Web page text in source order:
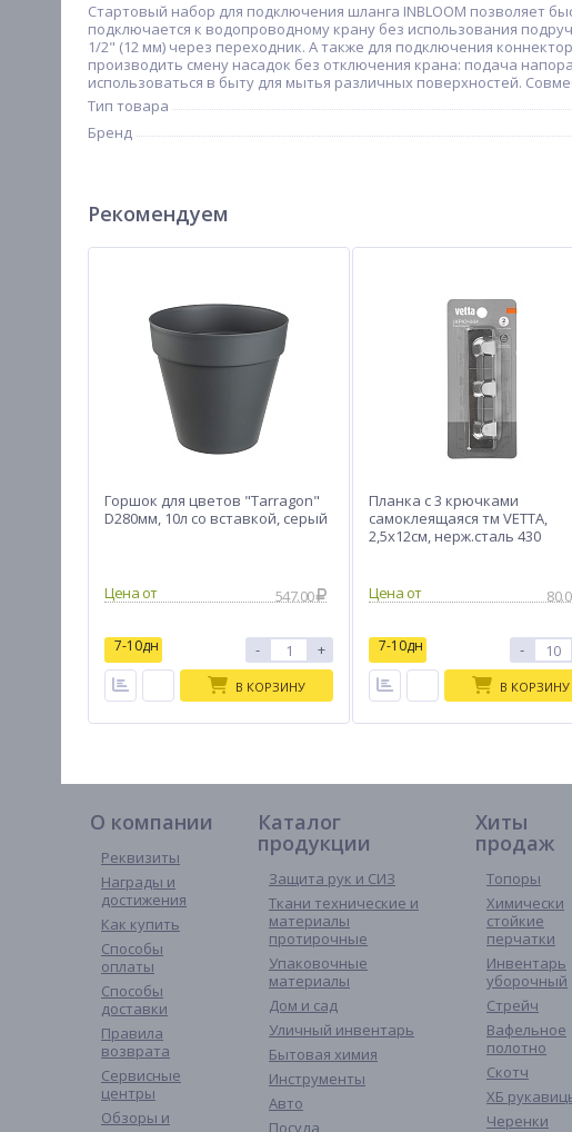
Стартовый набор для подключения шланга INBLOOM позволяет
подключается к водопроводному крану без использования
1/2" (12 мм) через переходник. А также для подключения
производить смену насадок без отключения крана: подача
использоваться в быту для мытья различных поверхностей.
Тип товара
Бренд
Рекомендуем
Горшок для цветов "Tarragon"
D280мм, 10л со вставкой, серый
547.00
7-10дн - +
В КОРЗИНУ
Планка с 3 крючками
самоклеящаяся тм VETTA,
2,5х12см, нерж.сталь 430
7-10дн -
В КОРЗИНУ
О компании
Реквизиты
Награды и
достижения
Как купить
Способы
оплаты
Способы
доставки
Правила
возврата
Сервисные
центры
Обзоры и
Каталог
продукции
Защита рук и СИЗ
Ткани технические и
материалы
протирочные
Упаковочные
материалы
Дом и сад
Уличный инвентарь
Бытовая химия
Инструменты
Авто
Посуда
Хиты
продаж
Топоры
Химически
стойкие
перчатки
Инвентарь
уборочный
Стрейч
Вафельное
полотно
Скотч
ХБ
Черенки